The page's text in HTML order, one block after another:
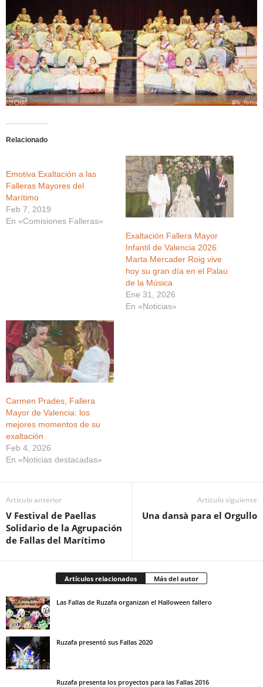
Relacionado
Emotiva Exaltación a las
Falleras Mayores del
Marítimo
Feb 7, 2019
En «Comisiones Falleras»
Exaltación Fallera Mayor
Infantil de Valencia 2026:
Marta Mercader Roig vive
hoy su gran día en el Palau
de la Música
Ene 31, 2026
En «Noticias»
Carmen Prades, Fallera
Mayor de Valencia: los
mejores momentos de su
exaltación
Feb 4, 2026
En «Noticias destacadas»
Artículo anterior
V Festival de Paellas
Solidario de la Agrupación
de Fallas del Marítimo
Artículo siguiente
Una dansà para el Orgullo
Artículos relacionados Más del autor
Las Fallas de Ruzafa organizan el Halloween fallero
Ruzafa presentó sus Fallas 2020
Ruzafa presenta los proyectos para las Fallas 2016